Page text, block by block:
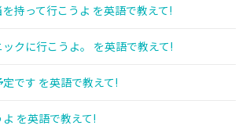
持って行こうよ を英語で教えて!
クに行こうよ。 を英語で教えて!
です を英語で教えて!
を英語で教えて!